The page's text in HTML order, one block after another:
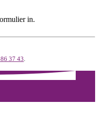
in.
37 43.